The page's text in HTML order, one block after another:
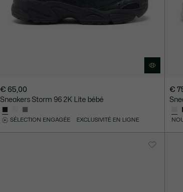
€ 65,00
Sneakers Storm 96 2K Lite bébé
SÉLECTION ENGAGÉE EXCLUSIVITÉ EN LIGNE
€